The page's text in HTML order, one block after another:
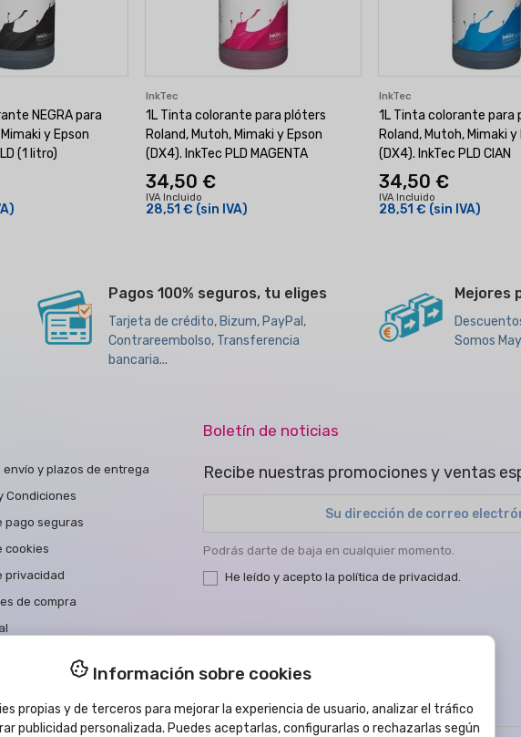
NEGRA para
y Epson
(1 litro)
InkTec
1L Tinta colorante para plóters
Roland, Mutoh, Mimaki y Epson
(DX4). InkTec PLD MAGENTA
34,50 €
IVA Incluido
28,51 € (sin IVA)
InkTec
1L Tinta colorante para
Roland, Mutoh, Mimaki y
(DX4). InkTec PLD CIAN
34,50 €
IVA Incluido
28,51 € (sin IVA)
Pagos 100% seguros, tu eliges
Tarjeta de crédito, Bizum, PayPal,
Contrareembolso, Transferencia
bancaria...
Mejores
Somos
envío y plazos de entrega
Condiciones
pago seguras
cookies
privacidad
de compra
con nosotros
Boletín de noticias
Recibe nuestras promociones y ventas
Podrás darte de baja en cualquier momento.
He leído y acepto la política de privacidad.
Información sobre cookies
propias y de terceros para mejorar la experiencia de usuario, analizar el tráfico
publicidad personalizada. Puedes aceptarlas, configurarlas o rechazarlas según